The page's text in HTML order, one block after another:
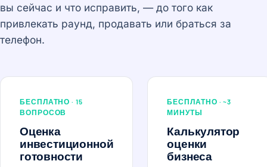
вы сейчас и что исправить, — до того как
привлекать раунд, продавать или браться за
телефон.
БЕСПЛАТНО · 15
ВОПРОСОВ
Оценка
инвестиционной
готовности
БЕСПЛАТНО · ~3
МИНУТЫ
Калькулятор
оценки
бизнеса